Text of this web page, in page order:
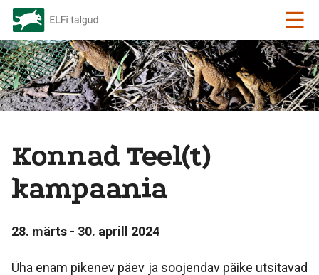
Konnad Teel(t)
kampaania
28. märts - 30. aprill 2024
Üha enam pikenev päev ja soojendav päike utsitavad